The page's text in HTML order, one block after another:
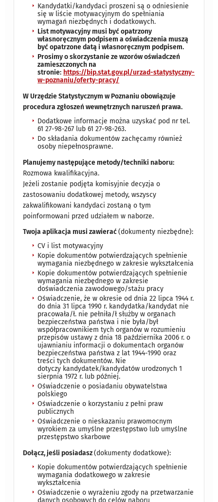
Kandydatki/kandydaci proszeni są o odniesienie
się w liście motywacyjnym do spełniania
wymagań niezbędnych i dodatkowych.
List motywacyjny musi być opatrzony
własnoręcznym podpisem a oświadczenia muszą
być opatrzone datą i własnoręcznym podpisem.
Prosimy o skorzystanie ze wzorów oświadczeń
zamieszczonych na
stronie: https://bip.stat.gov.pl/urzad-statystyczny-
w-poznaniu/oferty-pracy/
W Urzędzie Statystycznym w Poznaniu obowiązuje
procedura zgłoszeń wewnętrznych naruszeń prawa.
Dodatkowe informacje można uzyskać pod nr tel.
61 27-98-267 lub 61 27-98-263.
Do składania dokumentów zachęcamy również
osoby niepełnosprawne.
Planujemy następujące metody/techniki naboru:
Rozmowa kwalifikacyjna.
Jeżeli zostanie podjęta komisyjnie decyzja o
zastosowaniu dodatkowej metody, wszyscy
zakwalifikowani kandydaci zostaną o tym
poinformowani przed udziałem w naborze.
Twoja aplikacja musi zawierać(dokumenty niezbędne):
CV i list motywacyjny
Kopie dokumentów potwierdzających spełnienie
wymagania niezbędnego w zakresie wykształcenia
Kopie dokumentów potwierdzających spełnienie
wymagania niezbędnego w zakresie
doświadczenia zawodowego/stażu pracy
Oświadczenie, że w okresie od dnia 22 lipca 1944 r.
do dnia 31 lipca 1990 r. kandydatka/kandydat nie
pracowała/ł. nie pełniła/ł służby w organach
bezpieczeństwa państwa i nie była/był
współpracownikiem tych organów w rozumieniu
przepisów ustawy z dnia 18 października 2006 r. o
ujawnianiu informacji o dokumentach organów
bezpieczeństwa państwa z lat 1944-1990 oraz
treści tych dokumentów. Nie
dotyczy kandydatek/kandydatów urodzonych 1
sierpnia 1972 r. lub później.
Oświadczenie o posiadaniu obywatelstwa
polskiego
Oświadczenie o korzystaniu z pełni praw
publicznych
Oświadczenie o nieskazaniu prawomocnym
wyrokiem za umyślne przestępstwo lub umyślne
przestępstwo skarbowe
Dołącz, jeśli posiadasz(dokumenty dodatkowe):
Kopie dokumentów potwierdzających spełnienie
wymagania dodatkowego w zakresie
wykształcenia
Oświadczenie o wyrażeniu zgody na przetwarzanie